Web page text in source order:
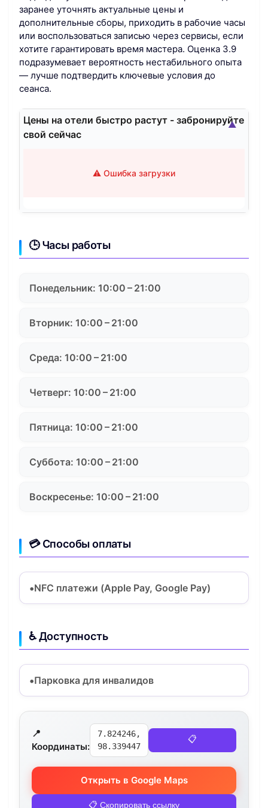
заранее уточнять актуальные цены и
дополнительные сборы, приходить в рабочие часы
или воспользоваться записью через сервисы, если
хотите гарантировать время мастера. Оценка 3.9
подразумевает вероятность нестабильного опыта
— лучше подтвердить ключевые условия до
сеанса.
Цены на отели быстро растут - забронируйте
свой сейчас
⚠️ Ошибка загрузки
▲
🕒 Часы работы
Понедельник: 10:00 – 21:00
Вторник: 10:00 – 21:00
Среда: 10:00 – 21:00
Четверг: 10:00 – 21:00
Пятница: 10:00 – 21:00
Суббота: 10:00 – 21:00
Воскресенье: 10:00 – 21:00
💳 Способы оплаты
NFC платежи (Apple Pay, Google Pay)
♿ Доступность
Парковка для инвалидов
📍
Координаты:
7.824246,
98.339447
📋
Открыть в Google Maps
📋 Скопировать ссылку